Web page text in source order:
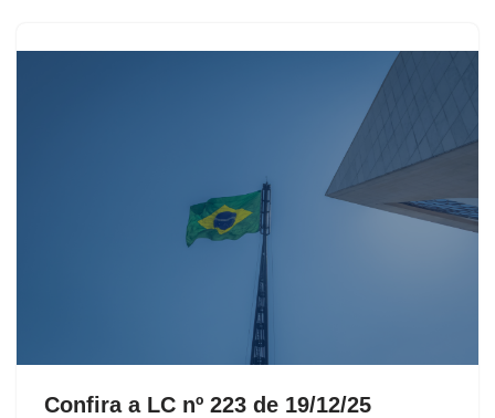
Confira a LC nº 223 de 19/12/25